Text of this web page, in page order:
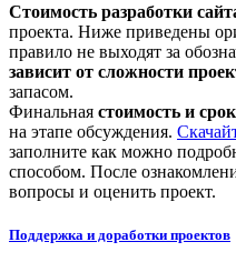
Стоимость разработки
проекта. Ниже приведены
правило не выходят за
зависит от сложности
запасом.
Финальная стоимость и
на этапе обсуждения.
заполните как можно
способом. После
вопросы и оценить проект.
Поддержка и доработки проектов